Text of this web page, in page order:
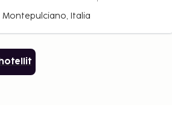
Montepulciano, Italia